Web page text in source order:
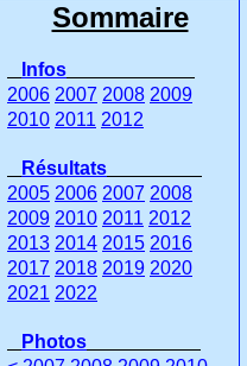
Sommaire
Infos
2006 2007 2008 2009
2010 2011 2012
Résultats
2005 2006 2007 2008
2009 2010 2011 2012
2013 2014 2015 2016
2017 2018 2019 2020
2021 2022
Photos